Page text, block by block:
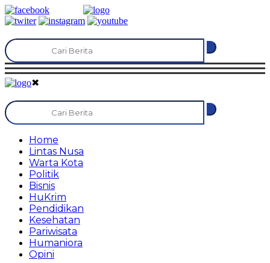
✖
Home
Lintas Nusa
Warta Kota
Politik
Bisnis
HuKrim
Pendidikan
Kesehatan
Pariwisata
Humaniora
Opini